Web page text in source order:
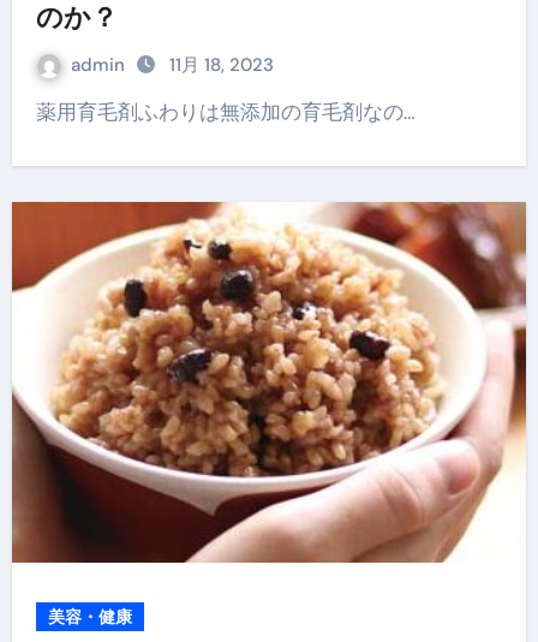
のか？
admin 11月 18, 2023
薬用育毛剤ふわりは無添加の育毛剤なの…
美容・健康